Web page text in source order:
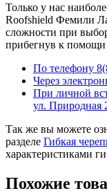
Только у нас
Roofshield Фемили
сложности при
прибегнув к
По телефону
Через
При личной
ул. Природная
Так же вы можете
разделе Гибкая
характеристиками
Похожие